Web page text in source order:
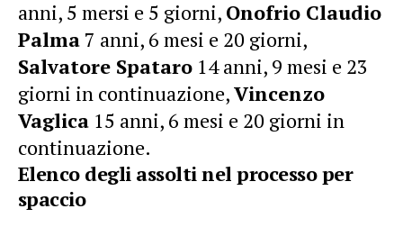
anni, 5 mersi e 5 giorni, Onofrio Claudio
Palma 7 anni, 6 mesi e 20 giorni,
Salvatore Spataro 14 anni, 9 mesi e 23
giorni in continuazione,Vincenzo
Vaglica 15 anni, 6 mesi e 20 giorni in
continuazione.
Elenco degli assolti nel processo per
spaccio